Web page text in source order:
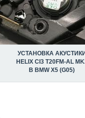
УСТАНОВКА
HELIX CI3 T20FM-AL
В BMW X5 (G05)